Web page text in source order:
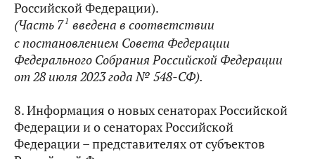
Российской Федерации).
(Часть 7 1 введена в соответствии
с постановлением Совета Федерации
Федерального Собрания Российской Федерации
от 28 июля 2023 года № 548-СФ).
8. Информация о новых сенаторах Российской
Федерации и о сенаторах Российской
Федерации – представителях от субъектов